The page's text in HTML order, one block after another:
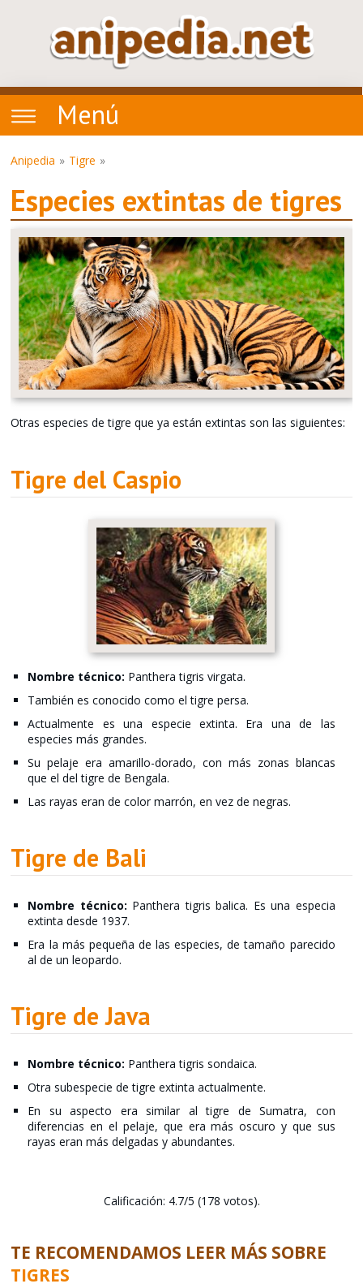
Menú
Anipedia Tigre
Especies extintas de tigres
Otras especies de tigre que ya están extintas son las siguientes:
Tigre del Caspio
Nombre técnico: Panthera tigris virgata.
También es conocido como el tigre persa.
Actualmente es una especie extinta. Era una de las
especies más grandes.
Su pelaje era amarillo-dorado, con más zonas blancas
que el del tigre de Bengala.
Las rayas eran de color marrón, en vez de negras.
Tigre de Bali
Nombre técnico: Panthera tigris balica. Es una especia
extinta desde 1937.
Era la más pequeña de las especies, de tamaño parecido
al de un leopardo.
Tigre de Java
Nombre técnico: Panthera tigris sondaica.
Otra subespecie de tigre extinta actualmente.
En su aspecto era similar al tigre de Sumatra, con
diferencias en el pelaje, que era más oscuro y que sus
rayas eran más delgadas y abundantes.
Calificación: 4.7/5 (178 votos).
TE RECOMENDAMOS LEER MÁS SOBRE
TIGRES